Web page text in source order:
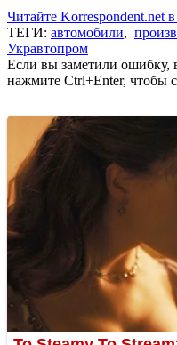
Читайте Korrespondent.net
ТЕГИ: автомобили,
Укравтопром
Если вы заметили ошибку,
нажмите Ctrl+Enter, чтобы